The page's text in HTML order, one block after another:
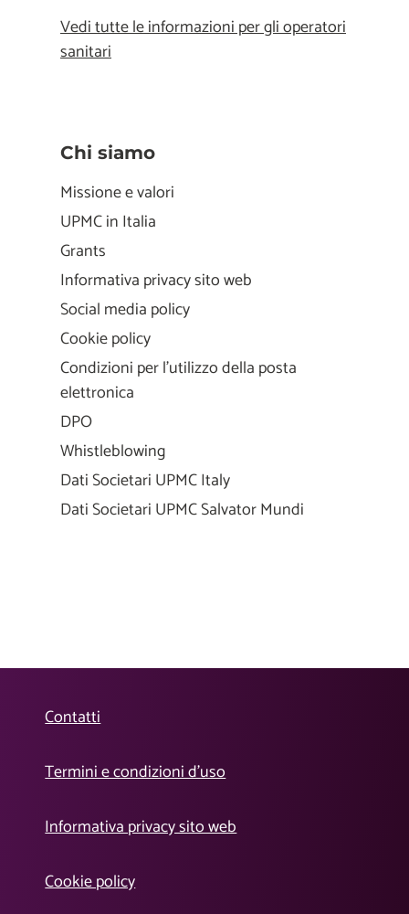
Vedi tutte le informazioni per gli operatori
sanitari
Chi siamo
Missione e valori
UPMC in Italia
Grants
Informativa privacy sito web
Social media policy
Cookie policy
Condizioni per l'utilizzo della posta
elettronica
DPO
Whistleblowing
Dati Societari UPMC Italy
Dati Societari UPMC Salvator Mundi
Contatti
Termini e condizioni d’uso
Informativa privacy sito web
Cookie policy